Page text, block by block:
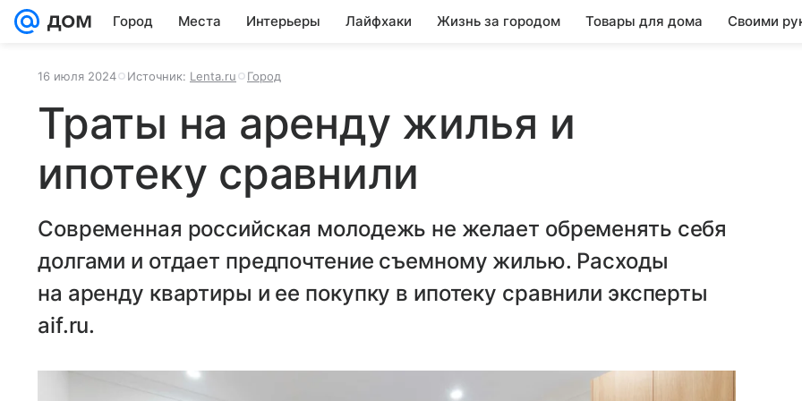
Город Места Интерьеры Лайфхаки Жизнь за городом Товары для дома Своими
16 июля 2024 Источник: Lenta.ru Город
Траты на аренду жилья и
ипотеку сравнили
Современная российская молодежь не желает обременять себя
долгами и отдает предпочтение съемному жилью. Расходы
на аренду квартиры и ее покупку в ипотеку сравнили эксперты
aif.ru.